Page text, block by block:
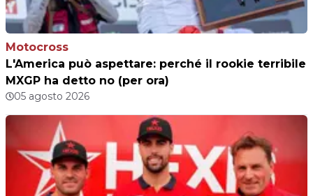
Motocross
L'America può aspettare: perché il rookie terribile
MXGP ha detto no (per ora)
05 agosto 2026